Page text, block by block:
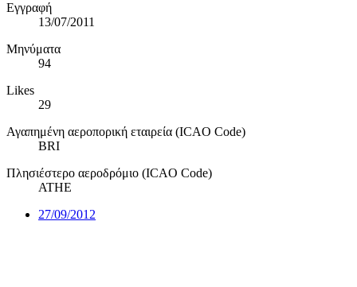
Εγγραφή
13/07/2011
Μηνύματα
94
Likes
29
Αγαπημένη αεροπορική εταιρεία (ICAO Code)
BRI
Πλησιέστερο αεροδρόμιο (ICAO Code)
ATHE
27/09/2012